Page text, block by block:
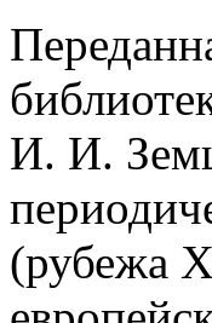
И. И.
(рубежа